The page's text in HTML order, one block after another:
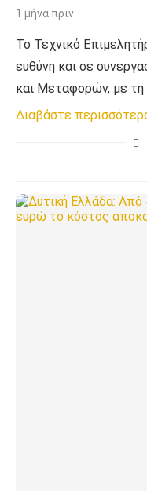
1 μήνα πριν
Το Τεχνικό
ευθύνη και σε
και Μεταφορών, με τη
Διαβάστε